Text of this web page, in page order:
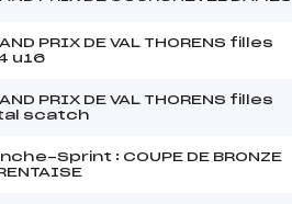
PRIX DE VAL THORENS filles
u16
PRIX DE VAL THORENS filles
scatch
Sprint : COUPE DE BRONZE